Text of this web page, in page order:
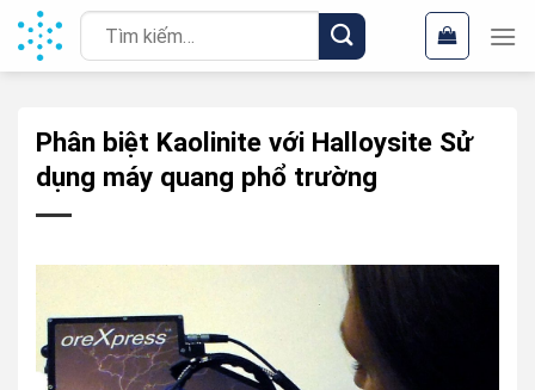
Chuyển
đến
nội
Tìm
kiếm:
Phân biệt Kaolinite với Halloysite Sử
dụng máy quang phổ trường